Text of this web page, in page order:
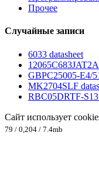
Прочее
Случайные записи
6033 datasheet
12065C683JAT2A
GBPC25005-E4/
MK2704SLF
RBC05DRTF-S13
Сайт использует
79 / 0,204 / 7.4mb